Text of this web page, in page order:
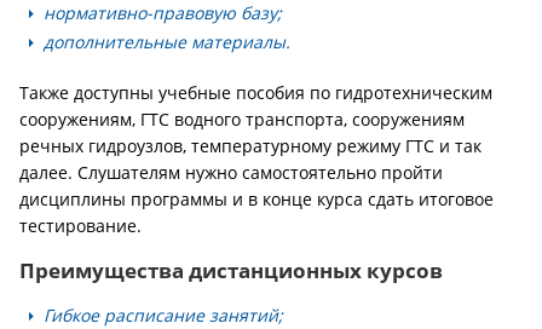
нормативно-правовую базу;
дополнительные материалы.
Также доступны учебные пособия по гидротехническим
сооружениям, ГТС водного транспорта, сооружениям
речных гидроузлов, температурному режиму ГТС и так
далее. Слушателям нужно самостоятельно пройти
дисциплины программы и в конце курса сдать итоговое
тестирование.
Преимущества дистанционных курсов
Гибкое расписание занятий;